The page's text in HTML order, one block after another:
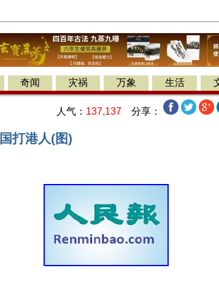
奇闻 灾祸 万象 生活
人气： 137,137 分享：
打港人(图)